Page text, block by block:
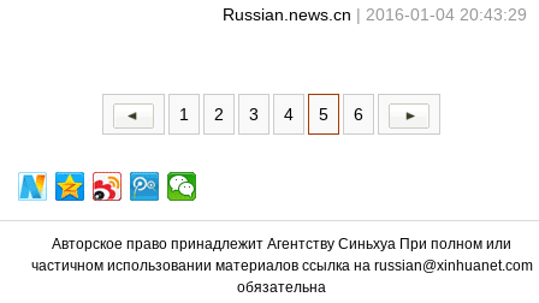
СПОРТ ЗДОРОВЬЕ ФОТОЛЕНТЫ
СПЕЦТЕМЫ
Russian.news.cn | 2016-01-04 20:43:29
1 2 3 4 5 6
Авторское право принадлежит Агентству Синьхуа При полном или
частичном использовании материалов ссылка на russian@xinhuanet.com
обязательна